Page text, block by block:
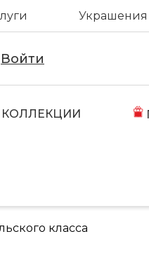
Украшения
Войти
КОЛЛЕКЦИИ
класса